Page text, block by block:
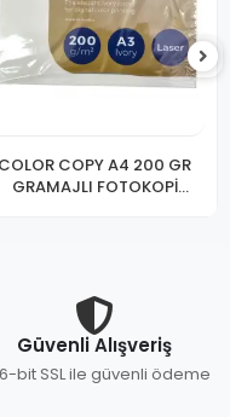
COLOR COPY A4 200 GR
GRAMAJLI FOTOKOPİ
Güvenli Alışveriş
bit SSL ile güvenli ödeme